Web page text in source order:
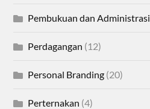
Pembukuan dan Administrasi
Perdagangan (12)
Personal Branding (20)
Perternakan (4)